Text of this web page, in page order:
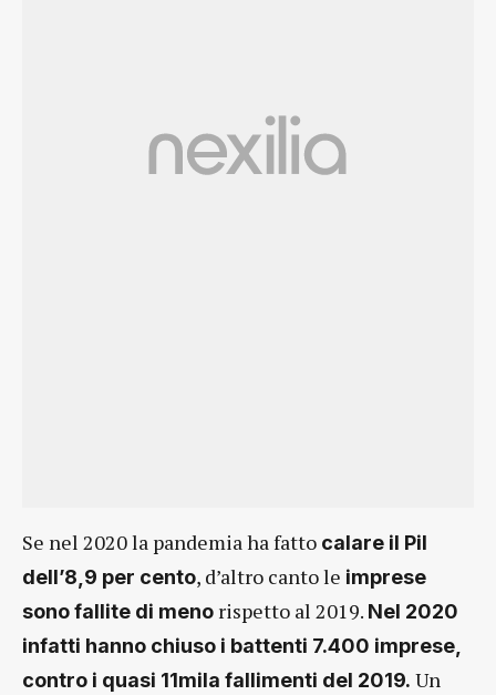
Se nel 2020 la pandemia ha fatto calare il Pil
dell’8,9 per cento, d’altro canto le imprese
sono fallite di meno rispetto al 2019. Nel 2020
infatti hanno chiuso i battenti 7.400 imprese,
contro i quasi 11mila fallimenti del 2019. Un